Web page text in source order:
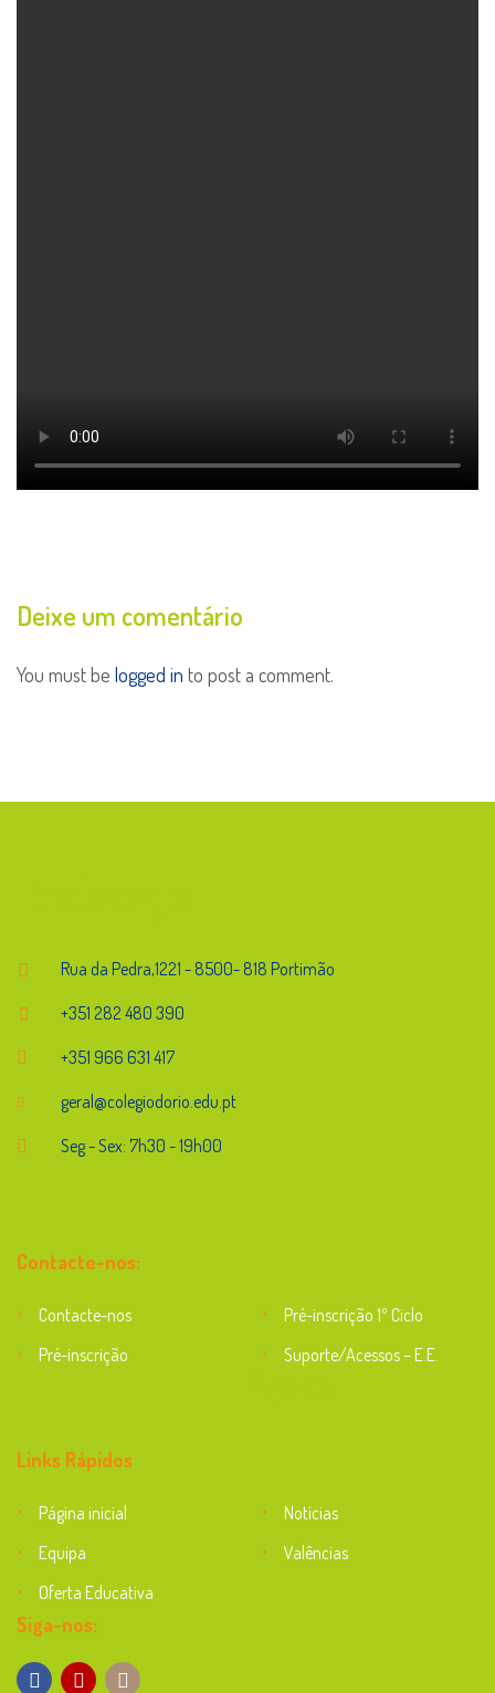
Deixe um comentário
You must be logged in to post a comment.
Rua da Pedra,1221 - 8500- 818 Portimão
+351 282 480 390
+351 966 631 417
geral@colegiodorio.edu.pt
Seg - Sex: 7h30 - 19h00
Contacte-nos:
Contacte-nos
Pré-inscrição 1º Ciclo
Pré-inscrição
Suporte/Acessos – E.E.
Links Rápidos
Página inicial
Notícias
Equipa
Valências
Oferta Educativa
Siga-nos: